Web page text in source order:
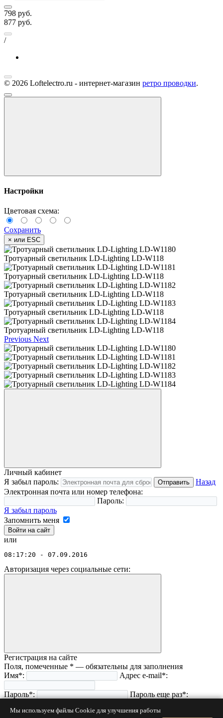
798 руб.
877 руб.
/
© 2026 Loftelectro.ru - интернет-магазин ретро проводки.
Настройки
Цветовая схема:
Сохранить
× или ESC
Тротуарный светильник LD-Lighting LD-W118
Тротуарный светильник LD-Lighting LD-W118
Тротуарный светильник LD-Lighting LD-W118
Тротуарный светильник LD-Lighting LD-W118
Тротуарный светильник LD-Lighting LD-W118
Previous Next
Личный кабинет
Я забыл пароль:
Отправить
Назад
Электронная почта или номер телефона:
Пароль:
Я забыл пароль
Запомнить меня
или
08:17:20 - 07.09.2016
Авторизация через социальные сети:
Регистрация на сайте
Поля, помеченные * — обязательны для заполнения
Имя*: Адрес e-mail*:
Пароль*: Пароль еще раз*:
Код с картинки*:
Мы используем файлы Cookie для улучшения работы